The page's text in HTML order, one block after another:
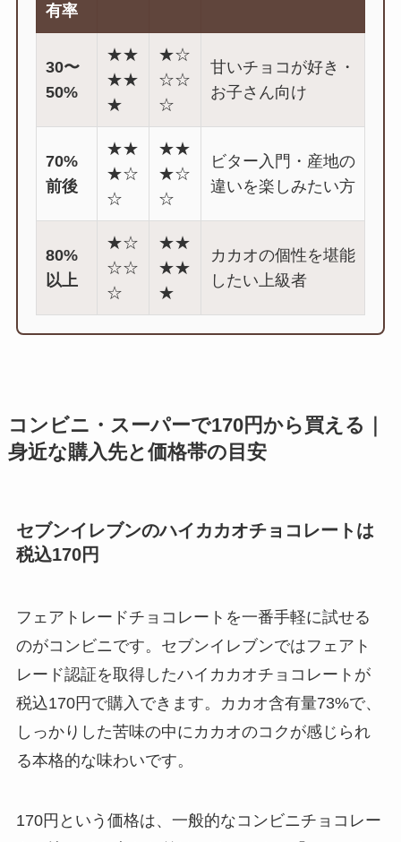
有率
30〜
50%
★★
★★
★
★☆
☆☆
☆
甘いチョコが好き・
お子さん向け
70%
前後
★★
★☆
☆
★★
★☆
☆
ビター入門・産地の
違いを楽しみたい方
80%
以上
★☆
☆☆
☆
★★
★★
★
カカオの個性を堪能
したい上級者
コンビニ・スーパーで170円から買える｜
身近な購入先と価格帯の目安
セブンイレブンのハイカカオチョコレートは
税込170円
フェアトレードチョコレートを一番手軽に試せる
のがコンビニです。セブンイレブンではフェアト
レード認証を取得したハイカカオチョコレートが
税込170円で購入できます。カカオ含有量73%で、
しっかりした苦味の中にカカオのコクが感じられ
る本格的な味わいです。
170円という価格は、一般的なコンビニチョコレー